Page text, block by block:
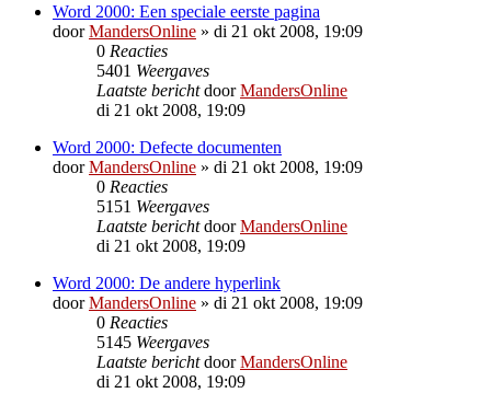
Word 2000: Een speciale eerste pagina
doorMandersOnline » di 21 okt 2008, 19:09
0 Reacties
5401 Weergaves
Laatste berichtdoorMandersOnline
di 21 okt 2008, 19:09
Word 2000: Defecte documenten
doorMandersOnline » di 21 okt 2008, 19:09
0 Reacties
5151 Weergaves
Laatste berichtdoorMandersOnline
di 21 okt 2008, 19:09
Word 2000: De andere hyperlink
doorMandersOnline » di 21 okt 2008, 19:09
0 Reacties
5145 Weergaves
Laatste berichtdoorMandersOnline
di 21 okt 2008, 19:09